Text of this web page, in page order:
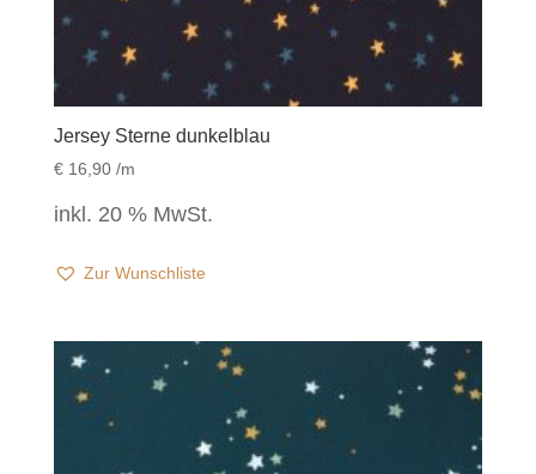
Jersey Sterne dunkelblau
€16,90/m
inkl. 20 % MwSt.
Zur Wunschliste